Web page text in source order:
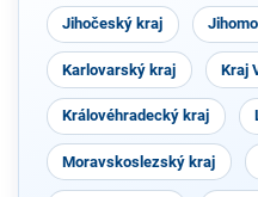
Jihočeský kraj
Karlovarský kraj Kraj
Královéhradecký kraj
Moravskoslezský kraj